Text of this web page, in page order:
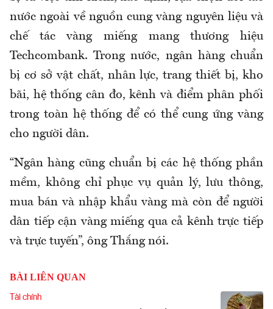
nước ngoài về nguồn cung vàng nguyên liệu và
chế tác vàng miếng mang thương hiệu
Techcombank. Trong nước, ngân hàng chuẩn
bị cơ sở vật chất, nhân lực, trang thiết bị, kho
bãi, hệ thống cân đo, kênh và điểm phân phối
trong toàn hệ thống để có thể cung ứng vàng
cho người dân.
“Ngân hàng cũng chuẩn bị các hệ thống phần
mềm, không chỉ phục vụ quản lý, lưu thông,
mua bán và nhập khẩu vàng mà còn để người
dân tiếp cận vàng miếng qua cả kênh trực tiếp
và trực tuyến”, ông Thắng nói.
BÀI LIÊN QUAN
Tài chính